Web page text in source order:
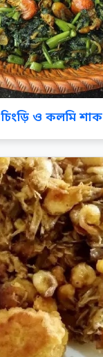
চিংড়ি ও কলমি শাক